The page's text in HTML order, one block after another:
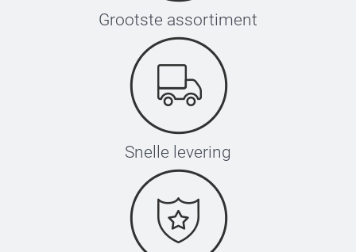
Grootste assortiment
Snelle levering